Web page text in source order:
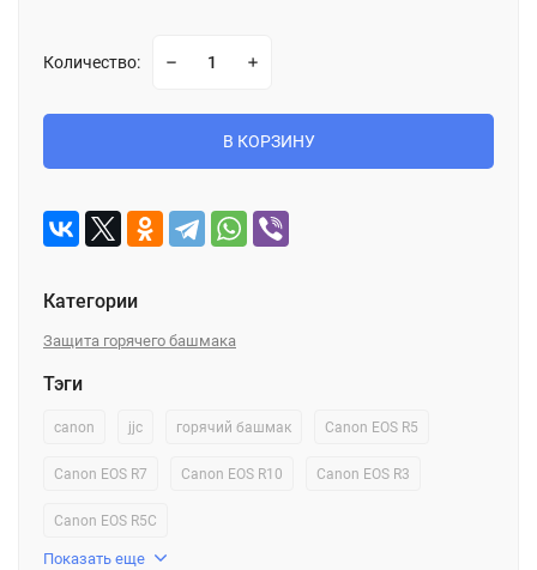
Количество:
В КОРЗИНУ
Категории
Защита горячего башмака
Тэги
canon jjc горячий башмак Canon EOS R5
Canon EOS R7 Canon EOS R10 Canon EOS R3
Canon EOS R5C
Показать еще